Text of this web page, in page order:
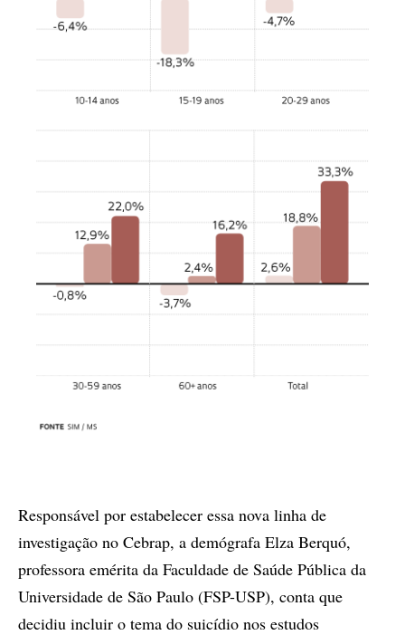
Responsável por estabelecer essa nova linha de
investigação no Cebrap, a demógrafa Elza Berquó,
professora emérita da Faculdade de Saúde Pública da
Universidade de São Paulo (FSP-USP), conta que
decidiu incluir o tema do suicídio nos estudos